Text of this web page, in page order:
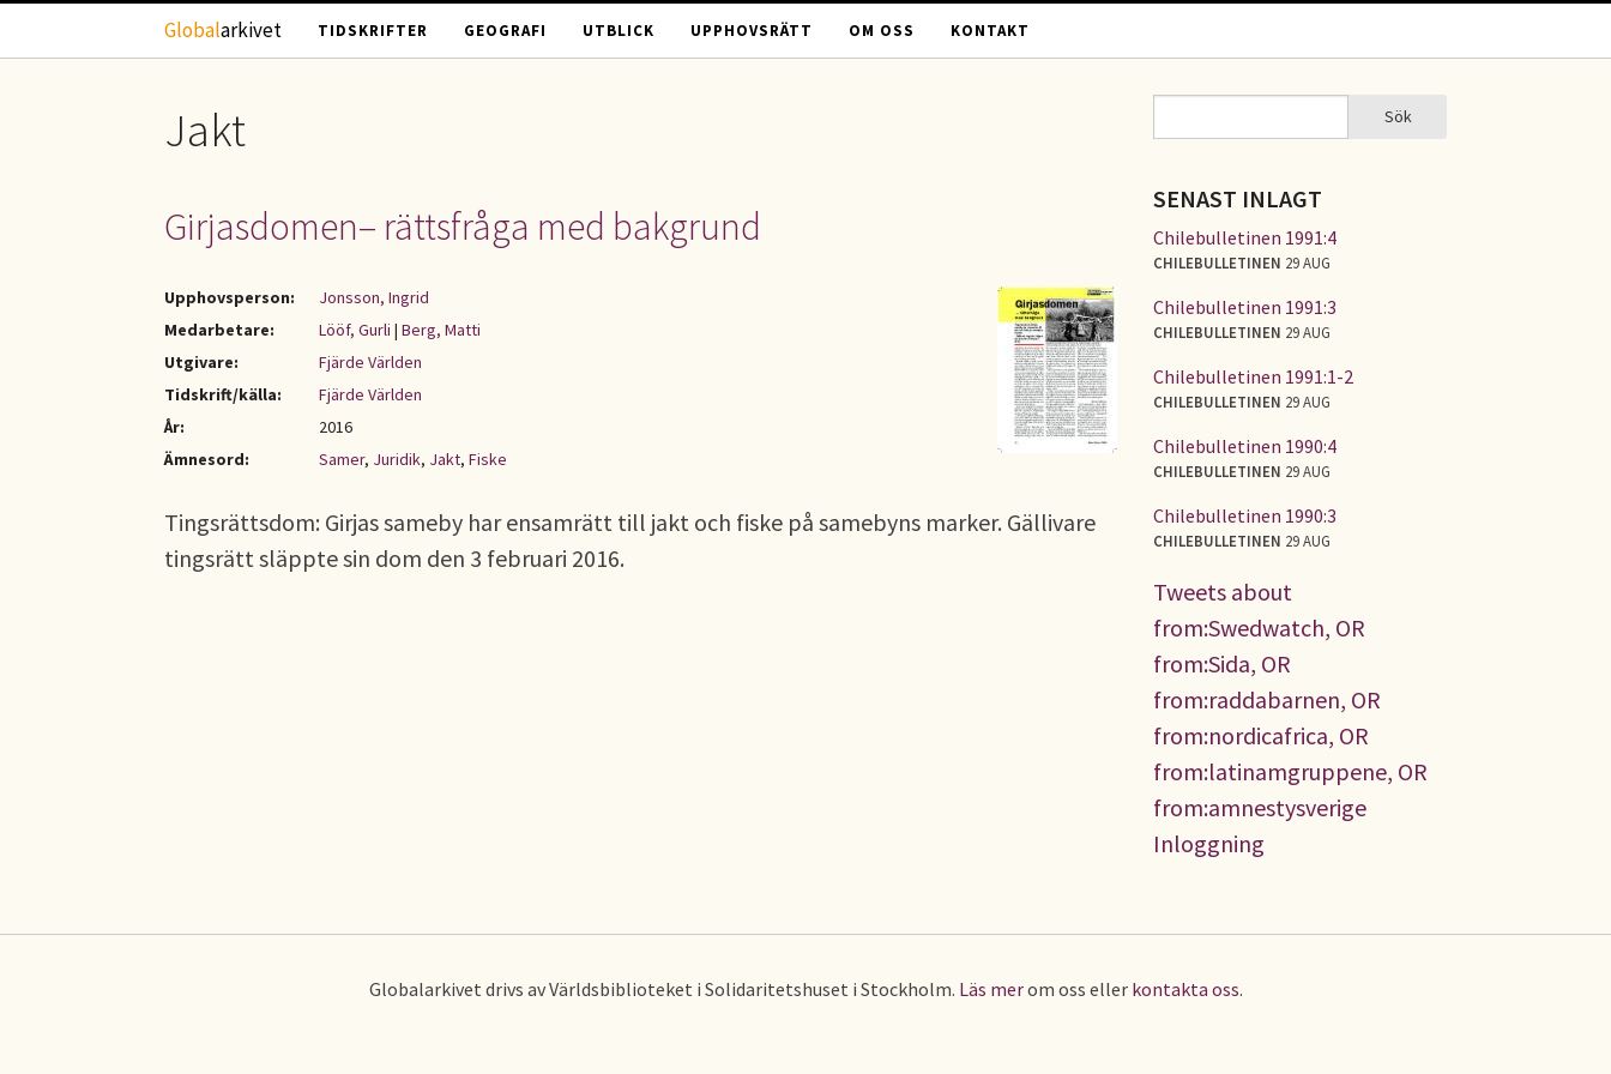
Hoppa till huvudinnehåll
Globalarkivet TIDSKRIFTER GEOGRAFI UTBLICK UPPHOVSRÄTT OM OSS KONTAKT
Jakt
Girjasdomen– rättsfråga med bakgrund
Upphovsperson:
Jonsson, Ingrid
Medarbetare:
Lööf, Gurli | Berg, Matti
Utgivare:
Fjärde Världen
Tidskrift/källa:
Fjärde Världen
År:
2016
Ämnesord:
Samer, Juridik, Jakt, Fiske
Tingsrättsdom: Girjas sameby har ensamrätt till jakt och fiske på samebyns marker. Gällivare
tingsrätt släppte sin dom den 3 februari 2016.
SÖKFORMULÄR Sök
SENAST INLAGT
Chilebulletinen 1991:4
CHILEBULLETINEN 29 AUG
Chilebulletinen 1991:3
CHILEBULLETINEN 29 AUG
Chilebulletinen 1991:1-2
CHILEBULLETINEN 29 AUG
Chilebulletinen 1990:4
CHILEBULLETINEN 29 AUG
Chilebulletinen 1990:3
CHILEBULLETINEN 29 AUG
Tweets about
from:Swedwatch, OR
from:Sida, OR
from:raddabarnen, OR
from:nordicafrica, OR
from:latinamgruppene, OR
from:amnestysverige
Inloggning
Globalarkivet drivs av Världsbiblioteket i Solidaritetshuset i Stockholm. Läs merom oss eller kontakta oss.